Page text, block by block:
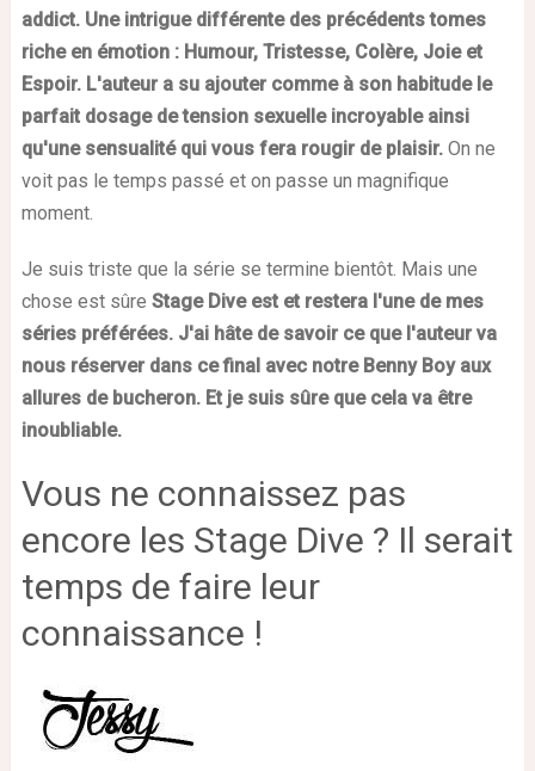
addict. Une intrigue différente des précédents tomes
riche en émotion : Humour, Tristesse, Colère, Joie et
Espoir. L'auteur a su ajouter comme à son habitude le
parfait dosage de tension sexuelle incroyable ainsi
qu'une sensualité qui vous fera rougir de plaisir.On ne
voit pas le temps passé et on passe un magnifique
moment.
Je suis triste que la série se termine bientôt. Mais une
chose est sûre Stage Dive est et restera l'une de mes
séries préférées. J'ai hâte de savoir ce que l'auteur va
nous réserver dans ce final avec notre Benny Boy aux
allures de bucheron. Et je suis sûre que cela va être
inoubliable.
Vous ne connaissez pas
encore les Stage Dive ? Il serait
temps de faire leur
connaissance !